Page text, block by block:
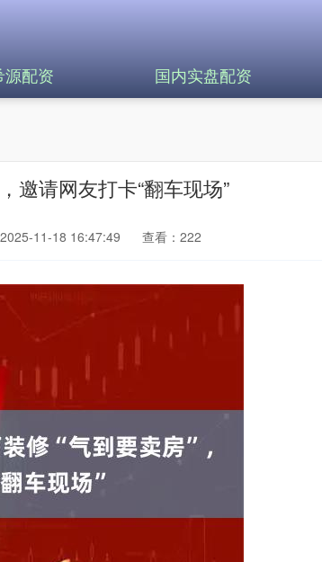
源配资 国内实盘配资
邀请网友打卡“翻车现场”
11-18 16:47:49 查看：222